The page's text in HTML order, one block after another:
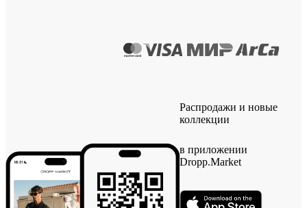
Распродажи и новые
коллекции
в приложении
Dropp.Market